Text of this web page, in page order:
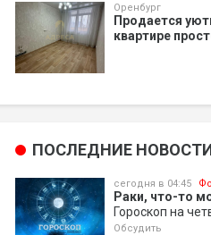
Оренбург
Продается
квартире
ПОСЛЕДНИЕ
сегодня в 04:45
Раки, что-то
Гороскоп на
Обсудить